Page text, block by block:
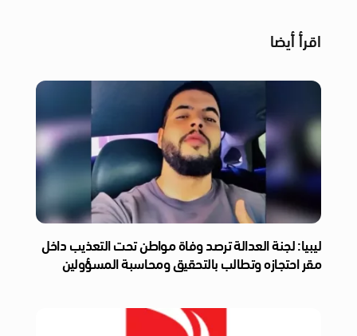
اقرأ أيضا
ليبيا: لجنة العدالة ترصد وفاة مواطن تحت التعذيب داخل
مقر احتجازه وتطالب بالتحقيق ومحاسبة المسؤولين